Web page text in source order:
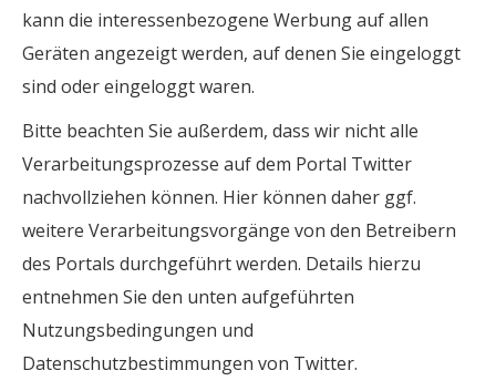
kann die interessenbezogene Werbung auf allen
Geräten angezeigt werden, auf denen Sie eingeloggt
sind oder eingeloggt waren.
Bitte beachten Sie außerdem, dass wir nicht alle
Verarbeitungsprozesse auf dem Portal Twitter
nachvollziehen können. Hier können daher ggf.
weitere Verarbeitungsvorgänge von den Betreibern
des Portals durchgeführt werden. Details hierzu
entnehmen Sie den unten aufgeführten
Nutzungsbedingungen und
Datenschutzbestimmungen von Twitter.